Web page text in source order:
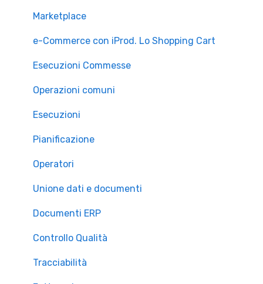
Marketplace
e-Commerce con iProd. Lo Shopping Cart
Esecuzioni Commesse
Operazioni comuni
Esecuzioni
Pianificazione
Operatori
Unione dati e documenti
Documenti ERP
Controllo Qualità
Tracciabilità